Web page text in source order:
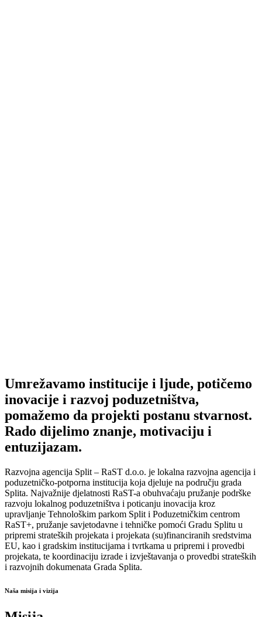
Umrežavamo institucije i ljude, potičemo
inovacije i razvoj poduzetništva,
pomažemo da projekti postanu stvarnost.
Rado dijelimo znanje, motivaciju i
entuzijazam.
Razvojna agencija Split – RaST d.o.o. je lokalna razvojna agencija i
poduzetničko-potporna institucija koja djeluje na području grada
Splita. Najvažnije djelatnosti RaST-a obuhvaćaju pružanje podrške
razvoju lokalnog poduzetništva i poticanju inovacija kroz
upravljanje Tehnološkim parkom Split i Poduzetničkim centrom
RaST+, pružanje savjetodavne i tehničke pomoći Gradu Splitu u
pripremi strateških projekata i projekata (su)financiranih sredstvima
EU, kao i gradskim institucijama i tvrtkama u pripremi i provedbi
projekata, te koordinaciju izrade i izvještavanja o provedbi strateških
i razvojnih dokumenata Grada Splita.
Naša misija i vizija